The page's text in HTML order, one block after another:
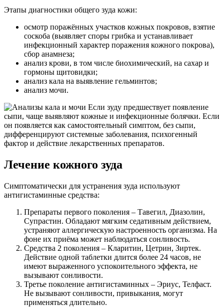
Этапы диагностики общего зуда кожи:
осмотр поражённых участков кожных покровов, взятие
соскоба (выявляет споры грибка и устанавливает
инфекционный характер поражения кожного покрова),
сбор анамнеза;
анализ крови, в том числе биохимический, на сахар и
гормоны щитовидки;
анализ кала на выявление гельминтов;
анализ мочи.
Если зуду предшествует появление
сыпи, чаще выявляют кожные и инфекционные болячки. Если
он появляется как самостоятельный симптом, без сыпи,
дифференцируют системные заболевания, психогенный
фактор и действие лекарственных препаратов.
Лечение кожного зуда
Симптоматически для устранения зуда используют
антигистаминные средства:
Препараты первого поколения – Тавегил, Диазолин,
Супрастин. Обладают мягким седативным действием,
устраняют аллергическую настроенность организма. На
фоне их приёма может наблюдаться сонливость.
Средства 2 поколения – Кларитин, Цетрин, Зиртек.
Действие одной таблетки длится более 24 часов, не
имеют выраженного успокоительного эффекта, не
вызывают сонливости.
Третье поколение антигистаминных – Эриус, Телфаст.
Не вызывают сонливости, привыкания, могут
применяться длительно.